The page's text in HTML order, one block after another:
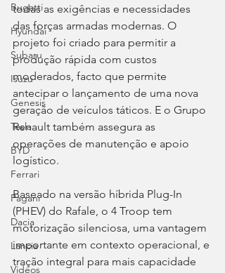
Bugatti
Hyundai
Subaru
Isuzu
Genesis
Tesla
BYD
Ferrari
Pagani
Dacia
Lancia
Videos
todas as exigências e necessidades
das forças armadas modernas. O
projeto foi criado para permitir a
produção rápida com custos
moderados, facto que permite
antecipar o lançamento de uma nova
geração de veículos táticos. E o Grupo
Renault também assegura as
operações de manutenção e apoio
logístico.
Baseado na versão híbrida Plug-In
(PHEV) do Rafale, o 4 Troop tem
motorização silenciosa, uma vantagem
importante em contexto operacional, e
tração integral para mais capacidade